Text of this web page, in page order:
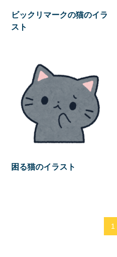
ビックリマークの猫のイラ
スト
困る猫のイラスト
1